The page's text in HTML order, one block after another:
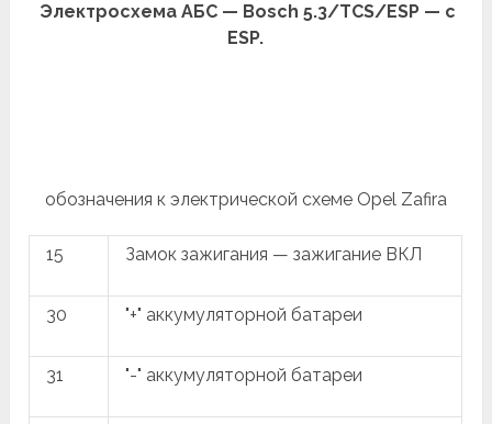
Электросхема АБС — Bosch 5.3/TCS/ESP — с
ESP.
обозначения к электрической схеме Opel Zafira
15 Замок зажигания — зажигание ВКЛ
30 "+" аккумуляторной батареи
31 "-" аккумуляторной батареи